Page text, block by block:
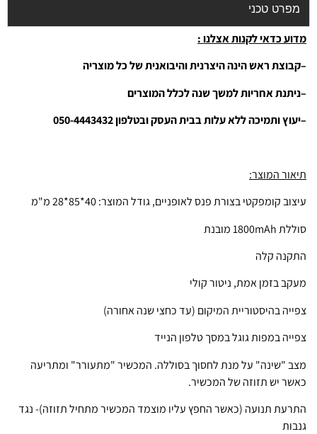
מפרט טכני
מדוע כדאי לקנות אצלנו:
–קבוצת ראש הינה היצרנית והיבואנית של כל מוצריה
–ניתנת אחריות למשך שנה לכלל המוצרים
–יעוץ ותמיכה ללא עלות בבית העסק ובטלפון 050-4443432
תיאור המוצר:
עיצוב קומפקטי בצורת פנס לאופניים, גודל המוצר: 40*85*28 מ"מ
סוללת 1800mAh מובנת
התקנה קלה
מעקב בזמן אמת, ניטור קולי
צפייה בהיסטוריית המיקום (עד כחצי שנה אחורה)
צפייה במפות גוגל במסך טלפון הנייד
מצב "שינה" על מנת לחסוך בסוללה. המכשיר "מתעורר" ומתריעה
כאשר יש תזוזה של המכשיר.
התרעת תנועה (כאשר החפץ עליו מוצמד המכשיר מתחיל תזוזה)- נגד
גנבות